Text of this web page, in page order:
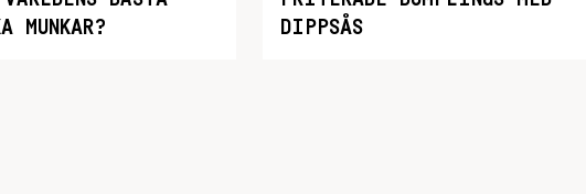
MUNKAR?
DIPPSÅS